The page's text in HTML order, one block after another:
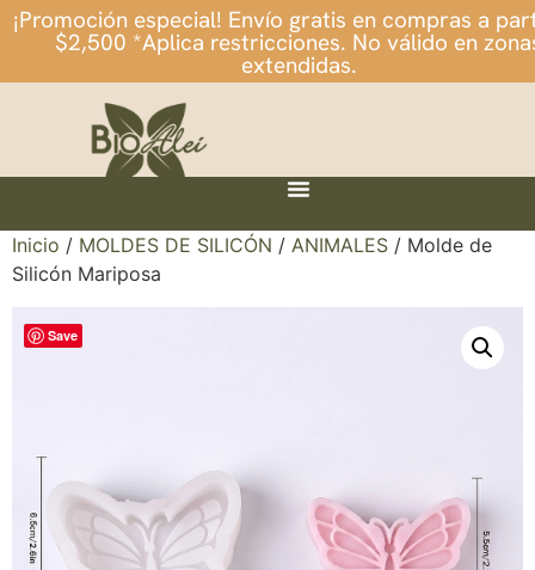
¡Promoción especial! Envío gratis en compras a
$2,500 *Aplica restricciones. No válido en
extendidas.
Inicio / MOLDES DE SILICÓN / ANIMALES / Molde de
Silicón Mariposa
Save